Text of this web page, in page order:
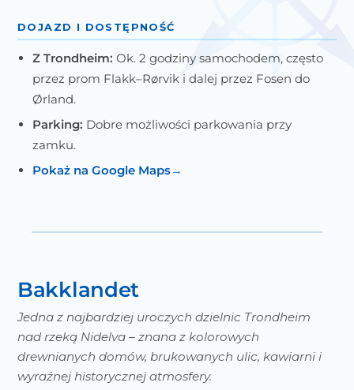
DOJAZD I DOSTĘPNOŚĆ
Z Trondheim: Ok. 2 godziny samochodem, często
przez prom Flakk–Rørvik i dalej przez Fosen do
Ørland.
Parking: Dobre możliwości parkowania przy
zamku.
Pokaż na Google Maps
Bakklandet
Jedna z najbardziej uroczych dzielnic Trondheim
nad rzeką Nidelva – znana z kolorowych
drewnianych domów, brukowanych ulic, kawiarni i
wyraźnej historycznej atmosfery.